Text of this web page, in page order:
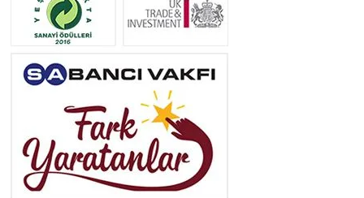
Yeşilist
Tüm yazıları görüntüle